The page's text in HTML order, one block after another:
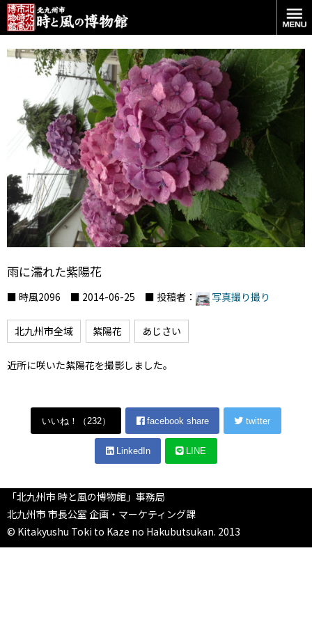
雨に濡れた紫陽花
■ 時風2096 ■ 2014-06-25 ■ 投稿者： 写真撮り撮り
北九州市全域 紫陽花 あじさい
近所に咲いた紫陽花を撮影しました。
いいね！（ 232） facebook share twitter
LinkedIn LINE
「北九州市 時と風の博物館」事務局
北九州市 市長公室 企画・マーケティング課
© Kitakyushu Toki to Kaze no Hakubutsukan. 2013